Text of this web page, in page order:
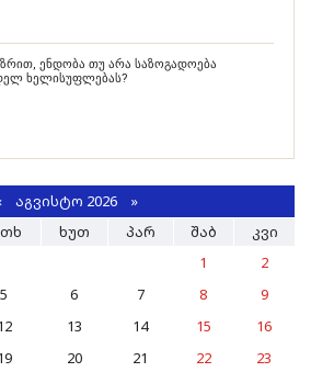
ენდობა თუ არა საზოგადოება
ხელისუფლებას?
ᲐᲒᲕᲘᲡᲢᲝ 2026 »
ᲮᲣᲗ ᲞᲐᲠ ᲨᲐᲑ
ᲙᲕᲘ
1
2
5 6 7 8
9
13 14 15
16
20 21 22
23